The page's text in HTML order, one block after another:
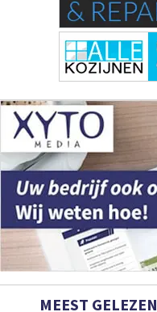
MEEST GELEZEN